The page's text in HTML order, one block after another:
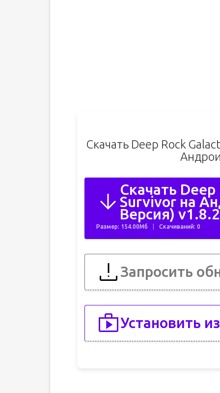
Скачать Deep Rock
Скачать
Survivor на
Версия)
Размер: 154.00Мб Скачиваний: 0
Запросить
Установить